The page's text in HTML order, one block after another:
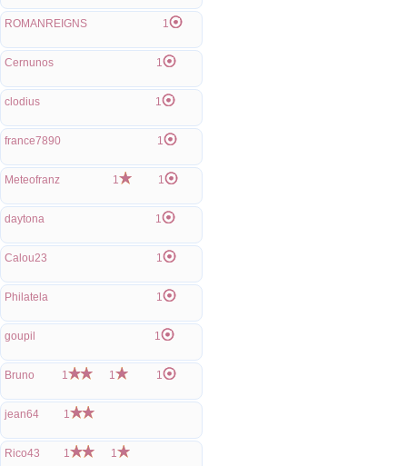
ROMANREIGNS 1
Cernunos 1
clodius 1
france7890 1
Meteofranz 1 1
daytona 1
Calou23 1
Philatela 1
goupil 1
Bruno 1 1 1
jean64 1
Rico43 1 1